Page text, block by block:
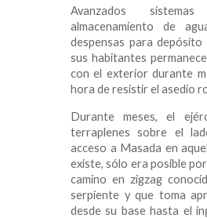
Avanzados
almacenamiento de
despensas para
sus habitantes
con el exterior durante
hora de resistir el asedio
Durante meses, el
terraplenes sobre el
acceso a Masada en
existe, sólo era posible
camino en zigzag
serpiente y que toma
desde su base hasta el